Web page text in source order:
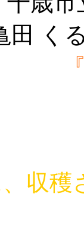
田 く
、収